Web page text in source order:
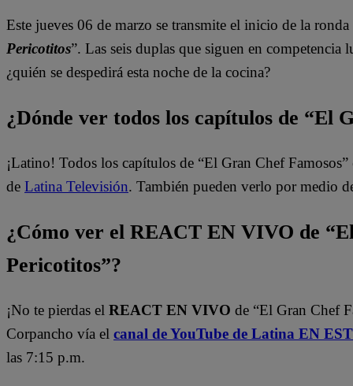
Este jueves 06 de marzo se transmite el inicio de la
Pericotitos”. Las seis duplas que siguen en
¿quién se despedirá esta noche de la cocina?
¿Dónde ver todos los capítulos de “El
¡Latino! Todos los capítulos de “El Gran Chef
de Latina Televisión. También pueden verlo por medio
¿Cómo ver el REACT EN VIVO de
Pericotitos”?
¡No te pierdas el REACT EN VIVO de “El Gran Chef
Corpancho vía el canal de YouTube de Latina EN
las 7:15 p.m.